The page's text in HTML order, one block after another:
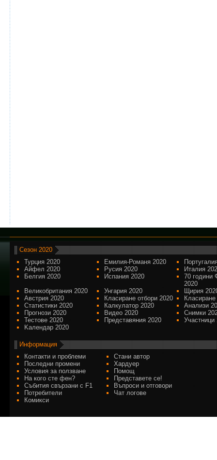
Сезон 2020
Турция 2020
Емилия-Романя 2020
Айфел 2020
Русия 2020
Италия
Белгия 2020
Испания 2020
70 години
2020
Великобритания 2020
Унгария 2020
Щирия
Австрия 2020
Класиране отбори 2020
Статистики 2020
Калкулатор 2020
Анализи
Прогнози 2020
Видео 2020
Снимки
Тестове 2020
Представяния 2020
Участници
Kалендар 2020
Информация
Контакти и проблеми
Стани автор
Последни промени
Хардуер
Условия за ползване
Помощ
На кого сте фен?
Представете се!
Събития свързани с F1
Въпроси и отговори
Потребители
Чат логове
Комикси